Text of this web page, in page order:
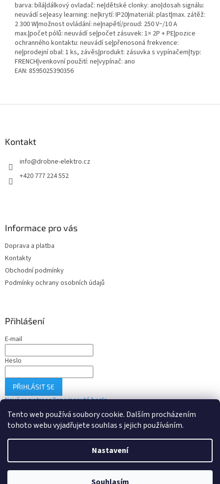
Tento web používá soubory cookie. Dalším procházením
tohoto webu vyjadřujete souhlas s jejich používáním.
Nastavení
barva: bílá|dálkový ovladač: ne|dětské clonky: ano|dosah signálu:
neuvádí se|easy learning: ne|krytí: IP20|materiál: plast|max. zátěž:
2 300 W|možnost ovládání: ne|napětí/proud: 250 V~/10 A
max.|počet pólů: neuvádí se|počet zásuvek: 1× 2P + PE|pozice
ochranného kontaktu: neuvádí se|přenosoná frekvence:
ne|prodejní obal: 1 ks, závěs|produkt: zásuvka s vypínačem|typ:
FRENCH|venkovní použití: ne|vypínač: ano
EAN: 8595025390356
Kontakt
info@drobne-elektro.cz
+420 777 224 552
Informace pro vás
Doprava a platba
Kontakty
Obchodní podmínky
Podmínky ochrany osobních údajů
Přihlášení
E-mail
Heslo
PŘIHLÁSIT SE
Nová registraceZapomenuté heslo
Copyright 2026Drobné-elektro.cz. Všechna práva vyhrazena.